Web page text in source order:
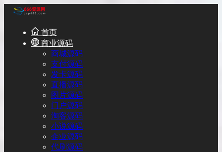
首页
商业源码
商城源码
支付源码
发卡源码
直播源码
图片源码
门户源码
淘客源码
小说源码
企业源码
代刷源码